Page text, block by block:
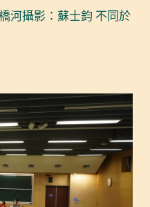
河攝影：蘇士鈞 不同於